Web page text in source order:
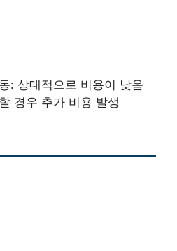
: 상대적으로 비용이 낮음
경우 추가 비용 발생